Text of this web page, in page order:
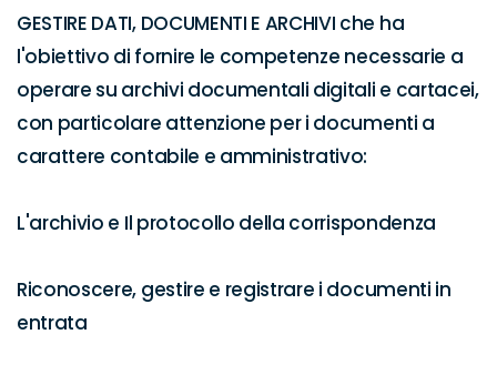
GESTIRE DATI, DOCUMENTI E ARCHIVI che ha
l'obiettivo di fornire le competenze necessarie a
operare su archivi documentali digitali e cartacei,
con particolare attenzione per i documenti a
carattere contabile e amministrativo:
L'archivio e Il protocollo della corrispondenza
Riconoscere, gestire e registrare i documenti in
entrata